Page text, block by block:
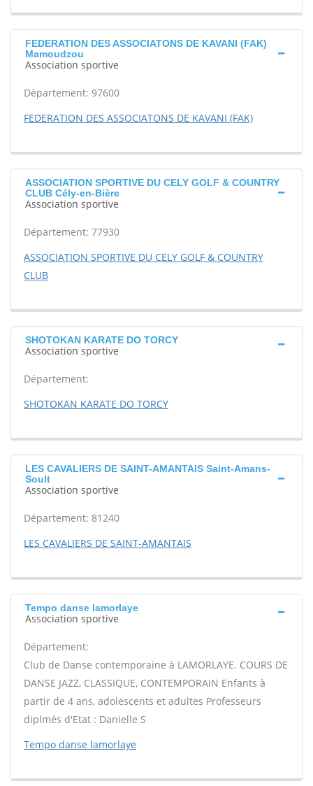
FEDERATION DES ASSOCIATONS DE KAVANI (FAK)
Mamoudzou
Association sportive
Département: 97600
FEDERATION DES ASSOCIATONS DE KAVANI (FAK)
ASSOCIATION SPORTIVE DU CELY GOLF & COUNTRY
CLUB Cély-en-Bière
Association sportive
Département: 77930
ASSOCIATION SPORTIVE DU CELY GOLF & COUNTRY
CLUB
SHOTOKAN KARATE DO TORCY
Association sportive
Département:
SHOTOKAN KARATE DO TORCY
LES CAVALIERS DE SAINT-AMANTAIS Saint-Amans-
Soult
Association sportive
Département: 81240
LES CAVALIERS DE SAINT-AMANTAIS
Tempo danse lamorlaye
Association sportive
Département:
Club de Danse contemporaine à LAMORLAYE. COURS DE
DANSE JAZZ, CLASSIQUE, CONTEMPORAIN Enfants à
partir de 4 ans, adolescents et adultes Professeurs
diplmés d'Etat : Danielle S
Tempo danse lamorlaye